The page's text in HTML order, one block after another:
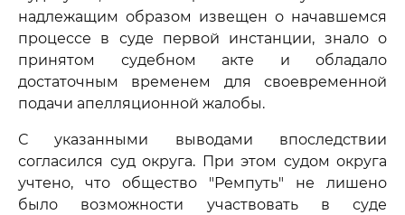
надлежащим образом извещен о начавшемся
процессе в суде первой инстанции, знало о
принятом судебном акте и обладало
достаточным временем для своевременной
подачи апелляционной жалобы.
С указанными выводами впоследствии
согласился суд округа. При этом судом округа
учтено, что общество "Ремпуть" не лишено
было возможности участвовать в суде